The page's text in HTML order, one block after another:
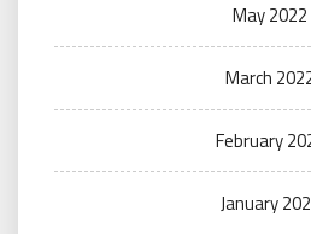
May 2022
March
February
January